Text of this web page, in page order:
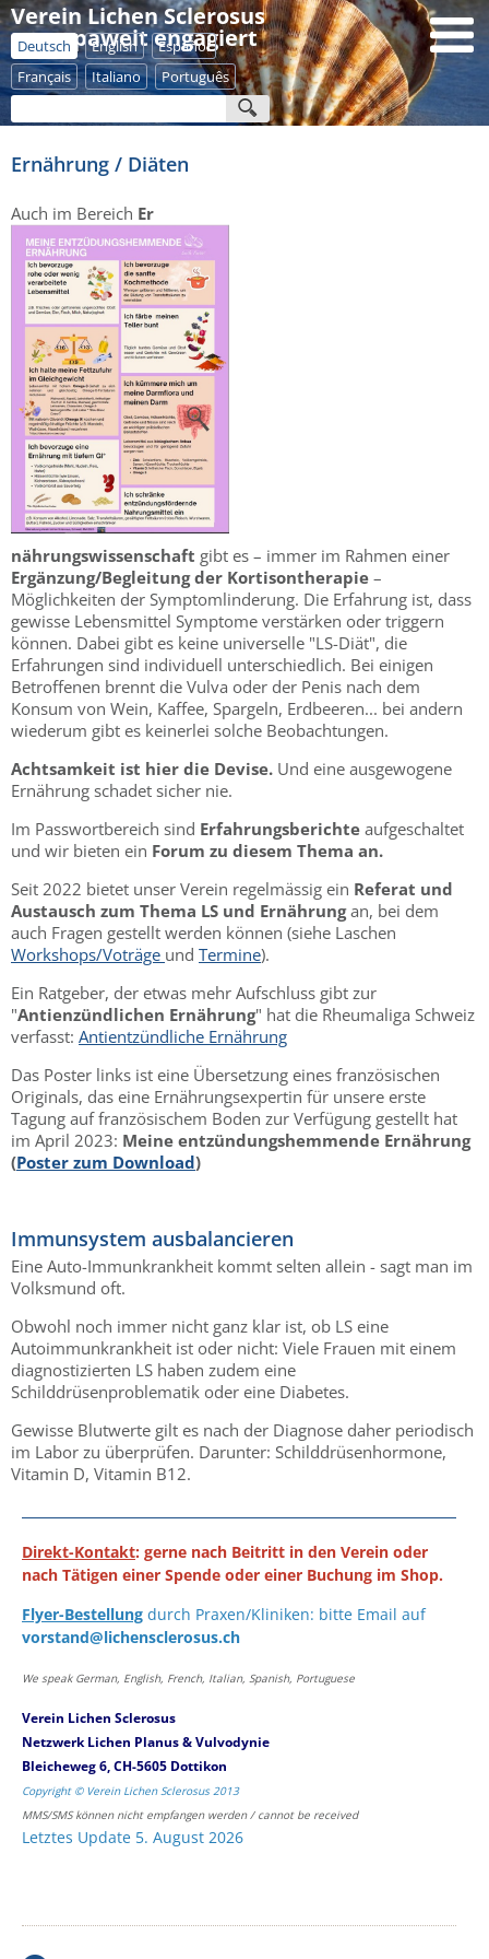
Verein Lichen Sclerosus
- europaweit engagiert
Deutsch English
Español
Français
Italiano Português
Ernährung / Diäten
Auch im Bereich Er
nährungswissenschaft gibt es – immer im Rahmen einer
Ergänzung/Begleitung der Kortisontherapie –
Möglichkeiten der Symptomlinderung. Die Erfahrung ist, dass
gewisse Lebensmittel Symptome verstärken oder triggern
können. Dabei gibt es keine universelle "LS-Diät", die
Erfahrungen sind individuell unterschiedlich. Bei einigen
Betroffenen brennt die Vulva oder der Penis nach dem
Konsum von Wein, Kaffee, Spargeln, Erdbeeren... bei andern
wiederum gibt es keinerlei solche Beobachtungen.
Achtsamkeit ist hier die Devise. Und eine ausgewogene
Ernährung schadet sicher nie.
Im Passwortbereich sind Erfahrungsberichte aufgeschaltet
und wir bieten ein Forum zu diesem Thema an.
Seit 2022 bietet unser Verein regelmässig ein Referat und
Austausch zum Thema LS und Ernährungan, bei dem
auch Fragen gestellt werden können (siehe Laschen
Workshops/Voträge und Termine).
Ein Ratgeber, der etwas mehr Aufschluss gibt zur
"Antienzündlichen Ernährung" hat die Rheumaliga Schweiz
verfasst: Antientzündliche Ernährung
Das Poster links ist eine Übersetzung eines französischen
Originals, das eine Ernährungsexpertin für unsere erste
Tagung auf französischem Boden zur Verfügung gestellt hat
im April 2023: Meine entzündungshemmende Ernährung
(Poster zum Download)
Immunsystem ausbalancieren
Eine Auto-Immunkrankheit kommt selten allein - sagt man im
Volksmund oft.
Obwohl noch immer nicht ganz klar ist, ob LS eine
Autoimmunkrankheit ist oder nicht: Viele Frauen mit einem
diagnostizierten LS haben zudem eine
Schilddrüsenproblematik oder eine Diabetes.
Gewisse Blutwerte gilt es nach der Diagnose daher periodisch
im Labor zu überprüfen. Darunter: Schilddrüsenhormone,
Vitamin D, Vitamin B12.
Direkt-Kontakt: gerne nach Beitritt in den Verein oder
nach Tätigen einer Spende oder einer Buchung im Shop.
Flyer-Bestellung durch Praxen/Kliniken: bitte Email auf
vorstand@lichensclerosus.ch
We speak German, English, French, Italian, Spanish, Portuguese
Verein Lichen Sclerosus
Netzwerk Lichen Planus & Vulvodynie
Bleicheweg 6, CH-5605 Dottikon
Copyright © Verein Lichen Sclerosus 2013
MMS/SMS können nicht empfangen werden / cannot be received
Letztes Update 5. August 2026